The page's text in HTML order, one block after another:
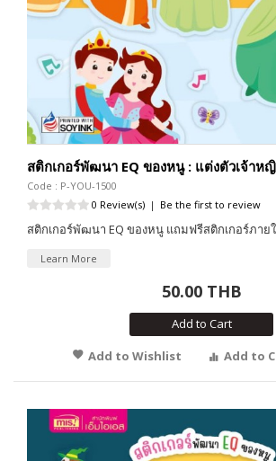
สติกเกอร์พัฒนา EQ ของหนู : แต่งตัวเจ้าห
Code : P-YOU-1500
0 Review(s) | Be the first to review
สติกเกอร์พัฒนา EQ ของหนู แถมฟรีสติกเกอร์ภาย
Learn More
50.00 THB
Add to Cart
Add to Wishlist
Add to